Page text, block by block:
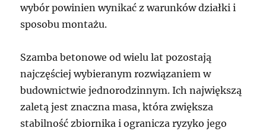
wybór powinien wynikać z warunków działki i
sposobu montażu.
Szamba betonowe od wielu lat pozostają
najczęściej wybieranym rozwiązaniem w
budownictwie jednorodzinnym. Ich największą
zaletą jest znaczna masa, która zwiększa
stabilność zbiornika i ogranicza ryzyko jego